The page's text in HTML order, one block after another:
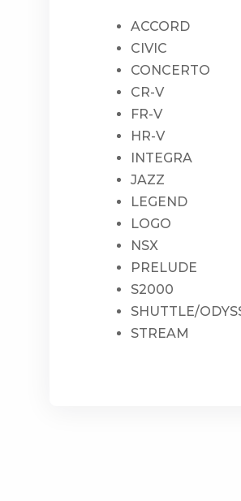
ACCORD
CIVIC
CONCERTO
CR-V
FR-V
HR-V
INTEGRA
JAZZ
LEGEND
LOGO
NSX
PRELUDE
S2000
SHUTTLE/
STREAM